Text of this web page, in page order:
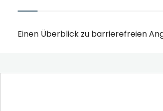
Einen Überblick zu barrierefreien